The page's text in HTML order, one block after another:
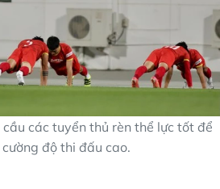
các tuyển thủ rèn thể lực tốt để
độ thi đấu cao.